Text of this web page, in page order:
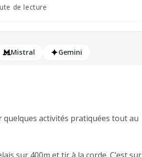
de lecture
Mistral Gemini
activités pratiquées tout au